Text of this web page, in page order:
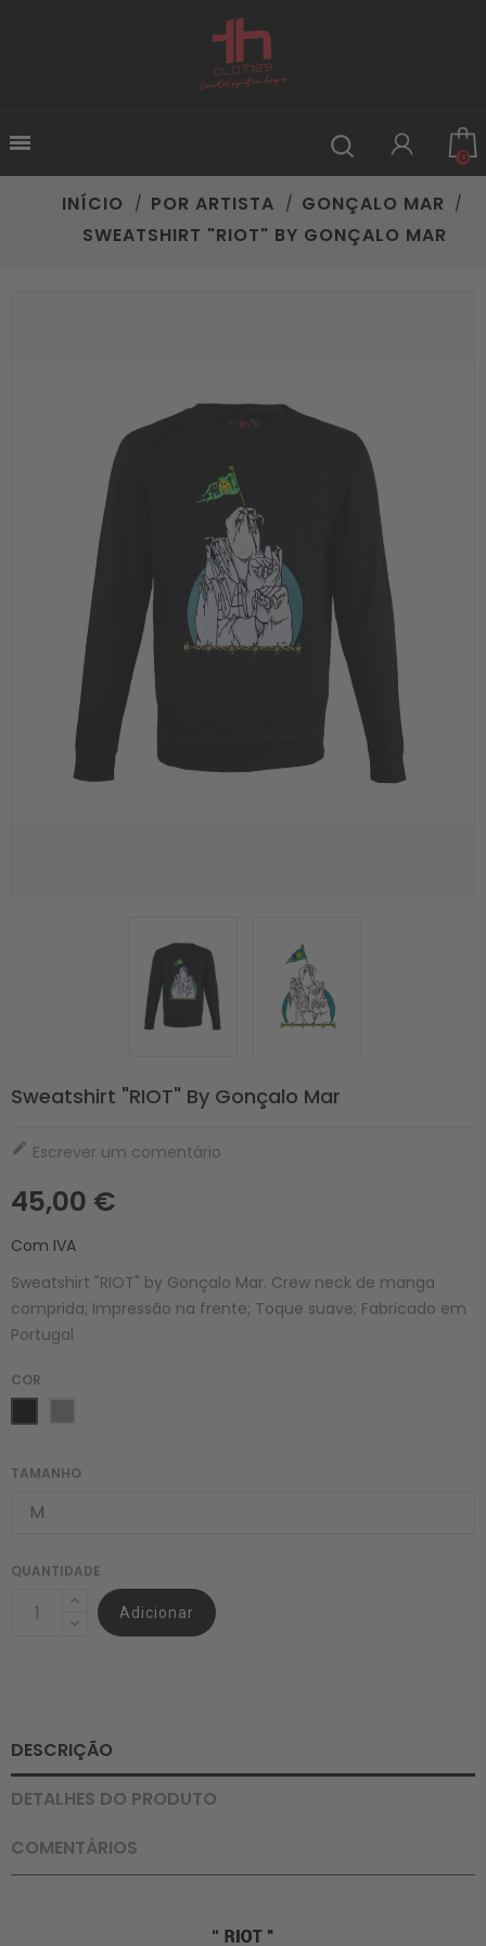

0
INÍCIO POR ARTISTA
GONÇALO MAR
SWEATSHIRT "RIOT" BY GONÇALO MAR
Sweatshirt "RIOT" By Gonçalo Mar
 Escrever um comentário
45,00 €
Com IVA
Sweatshirt "RIOT" by Gonçalo Mar. Crew neck de manga
comprida; Impressão na frente; Toque suave; Fabricado em
Portugal
COR
TAMANHO
QUANTIDADE
Adicionar
DESCRIÇÃO
DETALHES DO PRODUTO
COMENTÁRIOS